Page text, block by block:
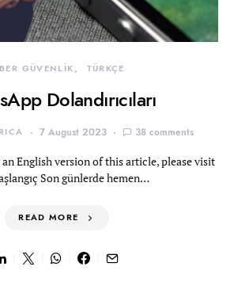
GÜVENLİK TÜRKÇE
Dolandırıcıları
7 August 2023 38 comments
English version of this article, please visit
Son günlerde hemen…
READ MORE